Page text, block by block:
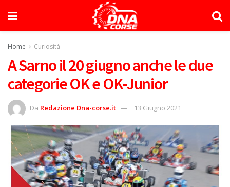
Home Curiosità
A Sarno il 20 giugno anche le due
categorie OK e OK-Junior
Da Redazione Dna-corse.it 13 Giugno 2021